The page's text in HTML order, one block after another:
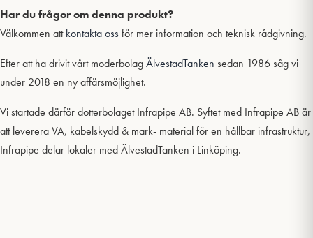
Har du frågor om denna produkt?
Välkommen attkontakta ossför mer information och teknisk rådgivning.
Efter att ha drivit vårt moderbolagÄlvestadTanken sedan 1986 såg vi
under 2018 en ny affärsmöjlighet.
Vi startade därför dotterbolaget Infrapipe AB. Syftet med Infrapipe AB är
att leverera VA, kabelskydd & mark- material för en hållbar infrastruktur,
Infrapipe delar lokaler med ÄlvestadTanken i Linköping.